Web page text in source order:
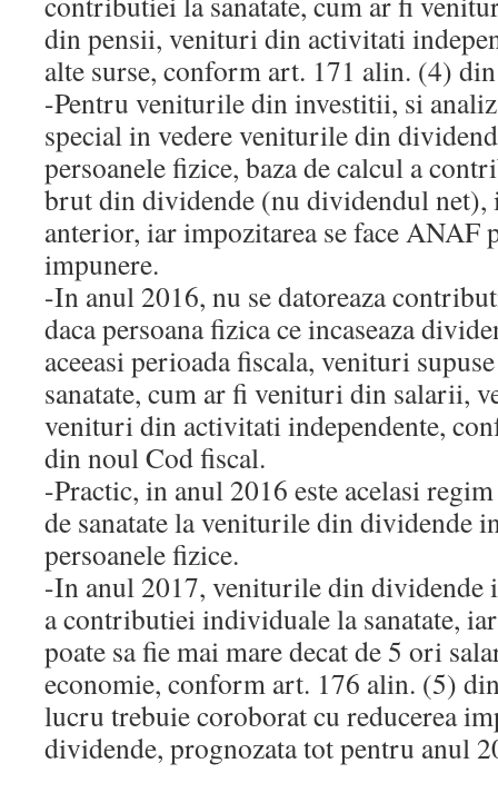
din pensii, venituri din activitati
alte surse, conform art. 171 alin. (4)
-Pentru veniturile din investitii, si
special in vedere veniturile din
persoanele fizice, baza de calcul a
brut din dividende (nu dividendul net),
anterior, iar impozitarea se face ANAF
impunere.
-In anul 2016, nu se datoreaza
daca persoana fizica ce incaseaza
aceeasi perioada fiscala, venituri
sanatate, cum ar fi venituri din salarii,
venituri din activitati independente,
din noul Cod fiscal.
-Practic, in anul 2016 este acelasi
de sanatate la veniturile din dividende
persoanele fizice.
-In anul 2017, veniturile din dividende
a contributiei individuale la sanatate,
poate sa fie mai mare decat de 5 ori
economie, conform art. 176 alin. (5)
lucru trebuie coroborat cu reducerea
dividende, prognozata tot pentru anul